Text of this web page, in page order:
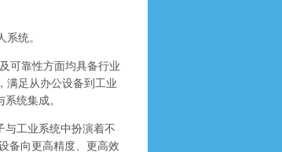
统。
可靠性方面均具备行业
满足从办公设备到工业
统集成。
工业系统中扮演着不
备向更高精度、更高效